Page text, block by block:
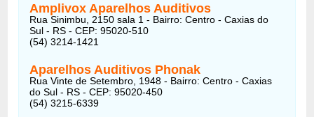
Amplivox Aparelhos Auditivos
Rua Sinimbu, 2150 sala 1 - Bairro: Centro - Caxias do
Sul - RS - CEP: 95020-510
(54) 3214-1421
Aparelhos Auditivos Phonak
Rua Vinte de Setembro, 1948 - Bairro: Centro - Caxias
do Sul - RS - CEP: 95020-450
(54) 3215-6339